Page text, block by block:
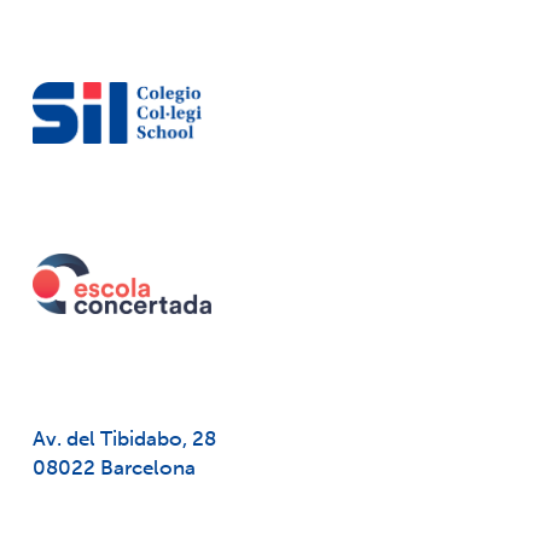
Av. del Tibidabo, 28
08022 Barcelona